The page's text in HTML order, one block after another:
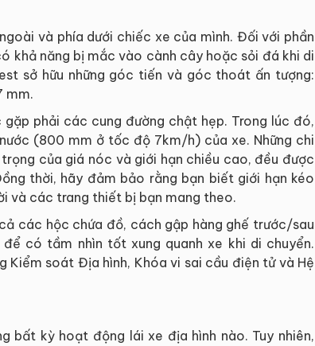
và phía dưới chiếc xe của mình. Đối với phần
khả năng bị mắc vào cành cây hoặc sỏi đá khi di
sở hữu những góc tiến và góc thoát ấn tượng:
mm.
phải các cung đường chật hẹp. Trong lúc đó,
(800 mm ở tốc độ 7km/h) của xe. Những chi
của giá nóc và giới hạn chiều cao, đều được
thời, hãy đảm bảo rằng bạn biết giới hạn kéo
và các trang thiết bị bạn mang theo.
các hộc chứa đồ, cách gập hàng ghế trước/sau
có tầm nhìn tốt xung quanh xe khi di chuyển.
soát Địa hình, Khóa vi sai cầu điện tử và Hệ
bất kỳ hoạt động lái xe địa hình nào. Tuy nhiên,